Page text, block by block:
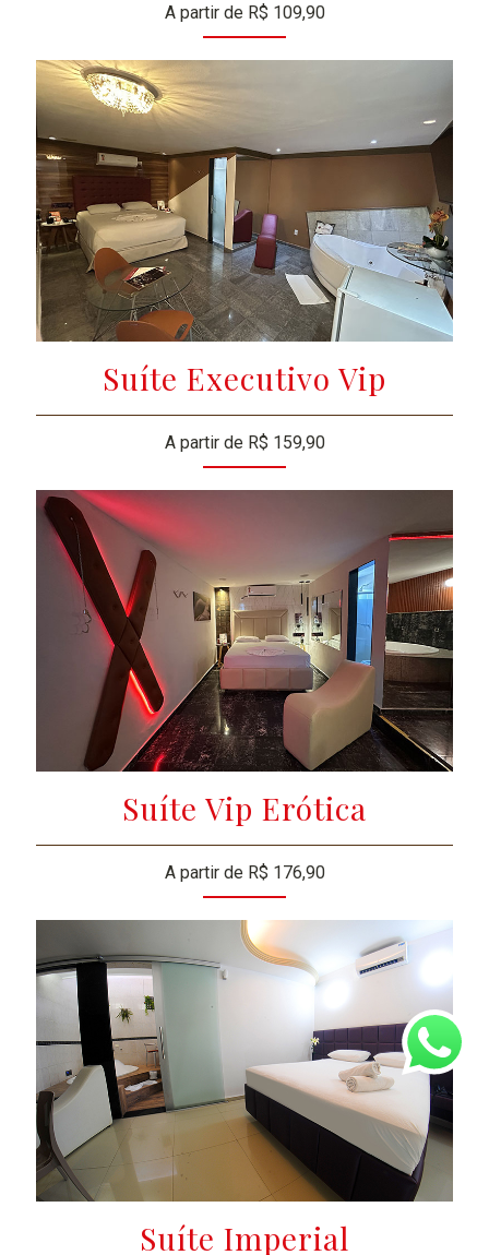
A partir de R$ 109,90
Suíte Executivo Vip
A partir de R$ 159,90
Suíte Vip Erótica
A partir de R$ 176,90
Suíte Imperial